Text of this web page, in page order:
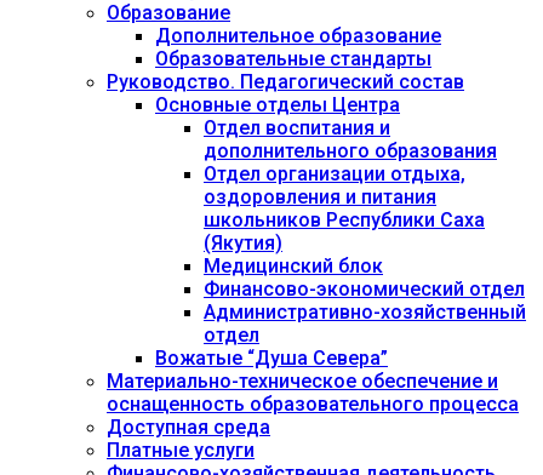
Образование
Дополнительное образование
Образовательные стандарты
Руководство. Педагогический состав
Основные отделы Центра
Отдел воспитания и
дополнительного образования
Отдел организации отдыха,
оздоровления и питания
школьников Республики Саха
(Якутия)
Медицинский блок
Финансово-экономический отдел
Административно-хозяйственный
отдел
Вожатые “Душа Севера”
Материально-техническое обеспечение и
оснащенность образовательного процесса
Доступная среда
Платные услуги